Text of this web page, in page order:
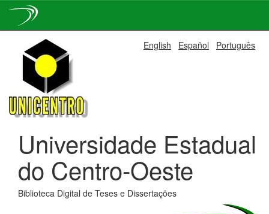
navigation
English Español Português
Universidade Estadual
do Centro-Oeste
Biblioteca Digital de Teses e Dissertações